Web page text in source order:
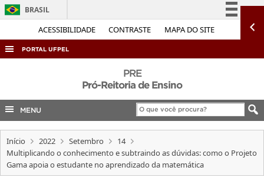
ACESSIBILIDADE CONTRASTE MAPA DO SITE
BRASIL
Simplifique!
Acesso à informação
Legislação
Canais
PORTAL UFPEL
COBALTO
CONCURSOS
EDITAIS
INTERNACIONAL
PRE
Pró-Reitoria de Ensino
MENU
Início 2022 Setembro
14
Multiplicando o conhecimento e subtraindo as dúvidas: como o Projeto
Gama apoia o estudante no aprendizado da matemática